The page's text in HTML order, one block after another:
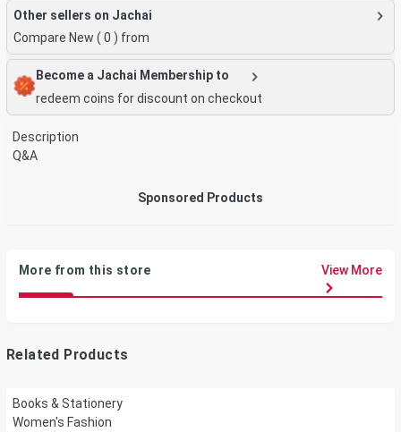
Other sellers on Jachai
Compare New ( 0 ) from
Become a Jachai Membership to
redeem coins for discount on checkout
Description
Q&A
Sponsored Products
More from this store View More
Related Products
Books & Stationery
Women's Fashion